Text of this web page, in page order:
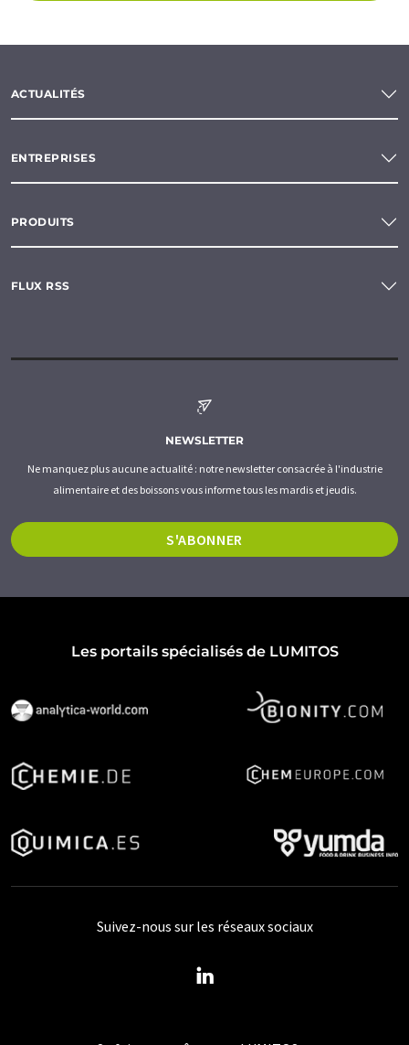
ACTUALITÉS
ENTREPRISES
PRODUITS
FLUX RSS
NEWSLETTER
Ne manquez plus aucune actualité : notre newsletter consacrée à l'industrie
alimentaire et des boissons vous informe tous les mardis et jeudis.
S'ABONNER
Les portails spécialisés de LUMITOS
Suivez-nous sur les réseaux sociaux